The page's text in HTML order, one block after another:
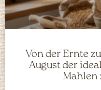
Von der Ernte
August der
Mahlen